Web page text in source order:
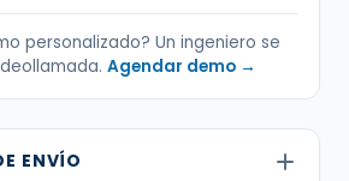
personalizado? Un ingeniero se
Agendar demo →
ENVÍO